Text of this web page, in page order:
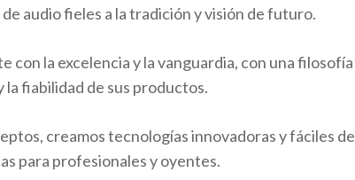
audio fieles a la tradición y visión de futuro.
con la excelencia y la vanguardia, con una filosofía
la fiabilidad de sus productos.
creamos tecnologías innovadoras y fáciles de
para profesionales y oyentes.